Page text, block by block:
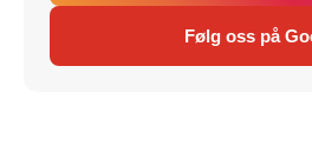
Følg oss på